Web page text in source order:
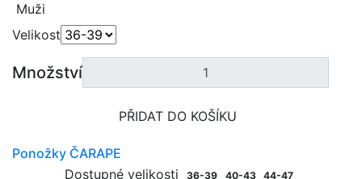
Muži
Velikost
Množství
PŘIDAT DO KOŠÍKU
Ponožky ČARAPE
Dostupné velikosti
36-39 40-43 44-47